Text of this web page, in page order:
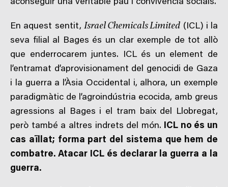
aconseguir una veritable pau i convivència socials.
En aquest sentit, Israel Chemicals Limited (ICL) i la
seva filial al Bages és un clar exemple de tot allò
que enderrocarem juntes. ICL és un element de
l’entramat d’aprovisionament del genocidi de Gaza
i la guerra a l’Àsia Occidental i, alhora, un exemple
paradigmàtic de l’agroindústria ecocida, amb greus
agressions al Bages i el tram baix del Llobregat,
però també a altres indrets del món. ICL no és un
cas aïllat; forma part del sistema que hem de
combatre. Atacar ICL és declarar la guerra a la
guerra.